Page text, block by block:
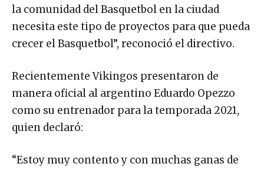
la comunidad del Basquetbol en la ciudad
necesita este tipo de proyectos para que pueda
crecer el Basquetbol”, reconoció el directivo.
Recientemente Vikingos presentaron de
manera oficial al argentino Eduardo Opezzo
como su entrenador para la temporada 2021,
quien declaró:
“Estoy muy contento y con muchas ganas de